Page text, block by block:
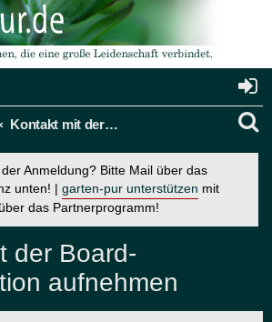
Kontakt mit der Board-Administration aufnehmen
Anmeldung? Bitte Mail über das
unten! | garten-pur unterstützen mit
das Partnerprogramm!
der Board-
aufnehmen